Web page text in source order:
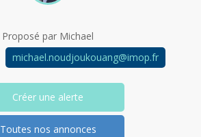
Proposé par Michael
michael.noudjoukouang@imop.fr
Créer une alerte
Toutes nos annonces